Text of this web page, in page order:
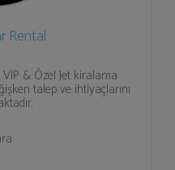
Rental
& Özel Jet kiralama
talep ve ihtiyaçlarını